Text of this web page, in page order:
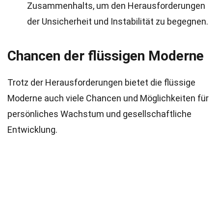
Zusammenhalts, um den Herausforderungen
der Unsicherheit und Instabilität zu begegnen.
Chancen der flüssigen Moderne
Trotz der Herausforderungen bietet die flüssige
Moderne auch viele Chancen und Möglichkeiten für
persönliches Wachstum und gesellschaftliche
Entwicklung.